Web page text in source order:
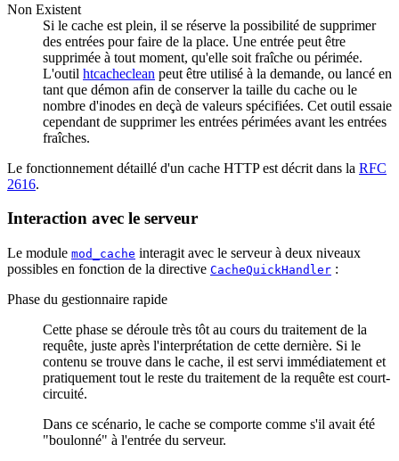
Non Existent
Si le cache est plein, il se réserve la possibilité de supprimer
des entrées pour faire de la place. Une entrée peut être
supprimée à tout moment, qu'elle soit fraîche ou périmée.
L'outil htcacheclean peut être utilisé à la demande, ou lancé en
tant que démon afin de conserver la taille du cache ou le
nombre d'inodes en deçà de valeurs spécifiées. Cet outil essaie
cependant de supprimer les entrées périmées avant les entrées
fraîches.
Le fonctionnement détaillé d'un cache HTTP est décrit dans la RFC
2616.
Interaction avec le serveur
Le module mod_cache interagit avec le serveur à deux niveaux
possibles en fonction de la directive CacheQuickHandler :
Phase du gestionnaire rapide
Cette phase se déroule très tôt au cours du traitement de la
requête, juste après l'interprétation de cette dernière. Si le
contenu se trouve dans le cache, il est servi immédiatement et
pratiquement tout le reste du traitement de la requête est court-
circuité.
Dans ce scénario, le cache se comporte comme s'il avait été
"boulonné" à l'entrée du serveur.